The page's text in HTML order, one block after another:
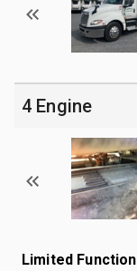
4 Engine
Limited Function